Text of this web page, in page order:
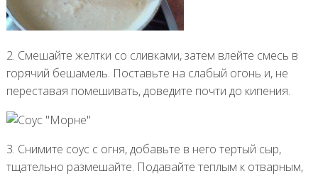
2. Смешайте желтки со сливками, затем влейте смесь в
горячий бешамель. Поставьте на слабый огонь и, не
переставая помешивать, доведите почти до кипения.
3. Снимите соус с огня, добавьте в него тертый сыр,
тщательно размешайте. Подавайте теплым к отварным,